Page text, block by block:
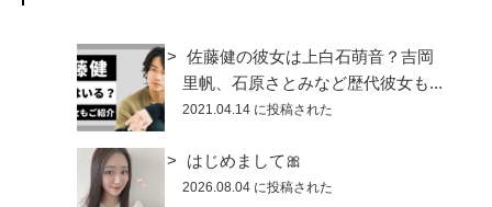
佐藤健の彼女は上白石萌音？吉岡
里帆、石原さとみなど歴代彼女も...
2021.04.14 に投稿された
はじめまして🎀
2026.08.04 に投稿された